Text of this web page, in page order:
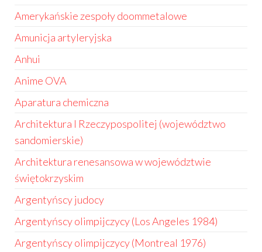
Amerykańskie zespoły doommetalowe
Amunicja artyleryjska
Anhui
Anime OVA
Aparatura chemiczna
Architektura I Rzeczypospolitej (województwo
sandomierskie)
Architektura renesansowa w województwie
świętokrzyskim
Argentyńscy judocy
Argentyńscy olimpijczycy (Los Angeles 1984)
Argentyńscy olimpijczycy (Montreal 1976)